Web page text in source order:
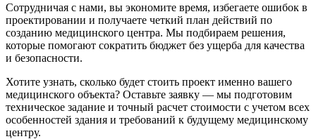
Сотрудничая с нами, вы экономите время, избегаете ошибок в
проектировании и получаете четкий план действий по
созданию медицинского центра. Мы подбираем решения,
которые помогают сократить бюджет без ущерба для качества
и безопасности.
Хотите узнать, сколько будет стоить проект именно вашего
медицинского объекта? Оставьте заявку — мы подготовим
техническое задание и точный расчет стоимости с учетом всех
особенностей здания и требований к будущему медицинскому
центру.